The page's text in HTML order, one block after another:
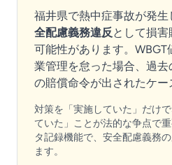
福井県で熱中症事故が発
全配慮義務違反として損
可能性があります。
業管理を怠った場合、過
の賠償命令が出されたケー
対策を「実施していた」だけ
ていた」ことが法的な争点で
タ記録機能で、安全配慮義務
ます。